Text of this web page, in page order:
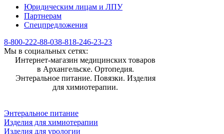
Юридическим лицам и ЛПУ
Партнерам
Спецпредложения
8-800-222-88-038-818-246-23-23
Мы в социальных сетях:
Интернет-магазин медицинских товаров
в Архангельске. Ортопедия.
Энтеральное питание. Повязки. Изделия
для химиотерапии.
Энтеральное питание
Изделия для химиотерапии
Изделия для урологии